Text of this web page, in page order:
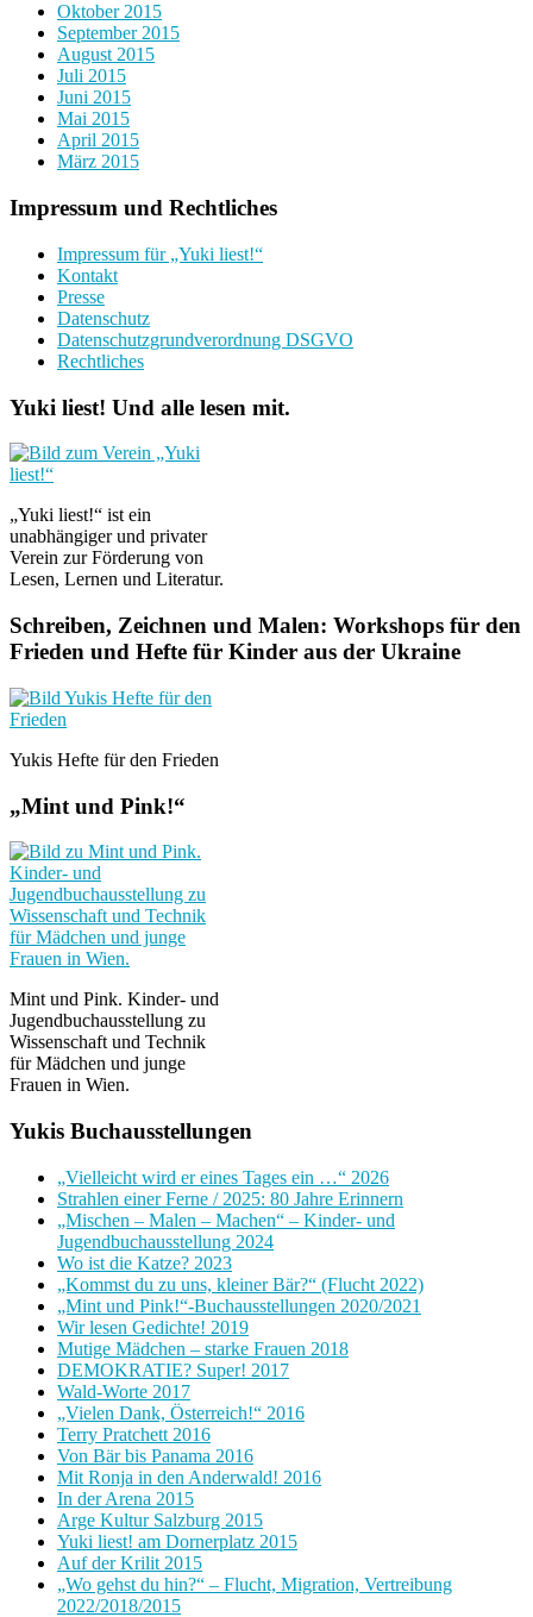
Oktober 2015
September 2015
August 2015
Juli 2015
Juni 2015
Mai 2015
April 2015
März 2015
Impressum und Rechtliches
Impressum für „Yuki liest!“
Kontakt
Presse
Datenschutz
Datenschutzgrundverordnung DSGVO
Rechtliches
Yuki liest! Und alle lesen mit.
„Yuki liest!“ ist ein
unabhängiger und privater
Verein zur Förderung von
Lesen, Lernen und Literatur.
Schreiben, Zeichnen und Malen: Workshops für den
Frieden und Hefte für Kinder aus der Ukraine
Yukis Hefte für den Frieden
„Mint und Pink!“
Mint und Pink. Kinder- und
Jugendbuchausstellung zu
Wissenschaft und Technik
für Mädchen und junge
Frauen in Wien.
Yukis Buchausstellungen
„Vielleicht wird er eines Tages ein …“ 2026
Strahlen einer Ferne / 2025: 80 Jahre Erinnern
„Mischen – Malen – Machen“ – Kinder- und
Jugendbuchausstellung 2024
Wo ist die Katze? 2023
„Kommst du zu uns, kleiner Bär?“ (Flucht 2022)
„Mint und Pink!“-Buchausstellungen 2020/2021
Wir lesen Gedichte! 2019
Mutige Mädchen – starke Frauen 2018
DEMOKRATIE? Super! 2017
Wald-Worte 2017
„Vielen Dank, Österreich!“ 2016
Terry Pratchett 2016
Von Bär bis Panama 2016
Mit Ronja in den Anderwald! 2016
In der Arena 2015
Arge Kultur Salzburg 2015
Yuki liest! am Dornerplatz 2015
Auf der Krilit 2015
„Wo gehst du hin?“ – Flucht, Migration, Vertreibung
2022/2018/2015